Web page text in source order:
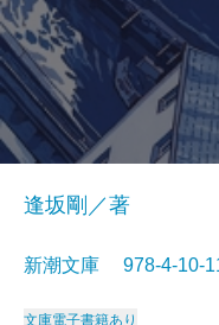
逢坂剛／著
新潮文庫 978-4-10-
文庫電子書籍あり